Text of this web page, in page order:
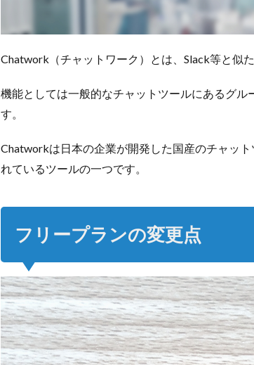
Chatwork（チャットワーク）とは、Slack等と似
機能としては一般的なチャットツールにあるグ
す。
Chatworkは日本の企業が開発した国産のチャッ
れているツールの一つです。
フリープランの変更点